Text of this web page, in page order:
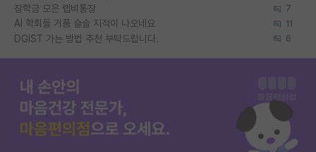
장학금 모은 랩비통장 7
AI 학회들 거품 슬슬 지적이 나오네요 11
DGIST 가는 방법 추천 부탁드립니다. 6